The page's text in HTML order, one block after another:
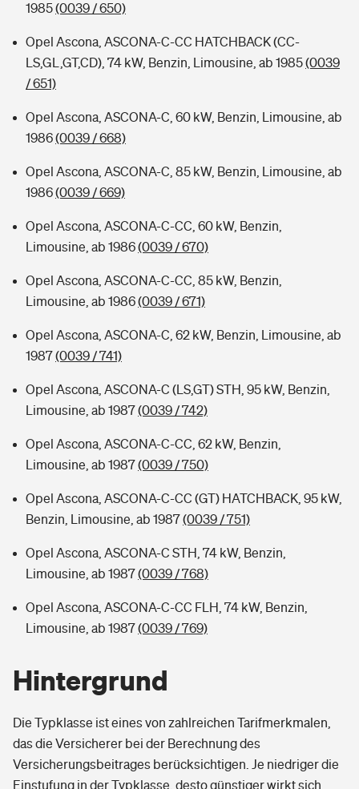
1985(0039 / 650)
Opel Ascona, ASCONA-C-CC HATCHBACK (CC-
LS,GL,GT,CD), 74 kW, Benzin, Limousine, ab 1985(0039
/ 651)
Opel Ascona, ASCONA-C, 60 kW, Benzin, Limousine, ab
1986(0039 / 668)
Opel Ascona, ASCONA-C, 85 kW, Benzin, Limousine, ab
1986(0039 / 669)
Opel Ascona, ASCONA-C-CC, 60 kW, Benzin,
Limousine, ab 1986(0039 / 670)
Opel Ascona, ASCONA-C-CC, 85 kW, Benzin,
Limousine, ab 1986(0039 / 671)
Opel Ascona, ASCONA-C, 62 kW, Benzin, Limousine, ab
1987(0039 / 741)
Opel Ascona, ASCONA-C (LS,GT) STH, 95 kW, Benzin,
Limousine, ab 1987(0039 / 742)
Opel Ascona, ASCONA-C-CC, 62 kW, Benzin,
Limousine, ab 1987(0039 / 750)
Opel Ascona, ASCONA-C-CC (GT) HATCHBACK, 95 kW,
Benzin, Limousine, ab 1987(0039 / 751)
Opel Ascona, ASCONA-C STH, 74 kW, Benzin,
Limousine, ab 1987(0039 / 768)
Opel Ascona, ASCONA-C-CC FLH, 74 kW, Benzin,
Limousine, ab 1987(0039 / 769)
Hintergrund
Die Typklasse ist eines von zahlreichen Tarifmerkmalen,
das die Versicherer bei der Berechnung des
Versicherungsbeitrages berücksichtigen. Je niedriger die
Einstufung in der Typklasse, desto günstiger wirkt sich